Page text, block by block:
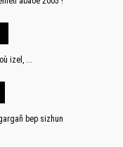
izel, ...
bep sizhun